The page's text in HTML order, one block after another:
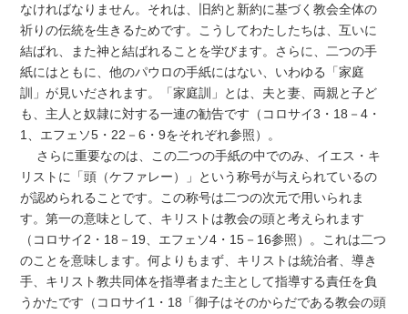
なければなりません。それは、旧約と新約に基づく教会全体の
祈りの伝統を生きるためです。こうしてわたしたちは、互いに
結ばれ、また神と結ばれることを学びます。さらに、二つの手
紙にはともに、他のパウロの手紙にはない、いわゆる「家庭
訓」が見いだされます。「家庭訓」とは、夫と妻、両親と子ど
も、主人と奴隷に対する一連の勧告です（コロサイ3・18－4・
1、エフェソ5・22－6・9をそれぞれ参照）。
さらに重要なのは、この二つの手紙の中でのみ、イエス・キ
リストに「頭（ケファレー）」という称号が与えられているの
が認められることです。この称号は二つの次元で用いられま
す。第一の意味として、キリストは教会の頭と考えられます
（コロサイ2・18－19、エフェソ4・15－16参照）。これは二つ
のことを意味します。何よりもまず、キリストは統治者、導き
手、キリスト教共同体を指導者また主として指導する責任を負
うかたです（コロサイ1・18「御子はそのからだである教会の頭